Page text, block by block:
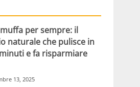
per sempre: il
naturale che pulisce in
e fa risparmiare
13, 2025